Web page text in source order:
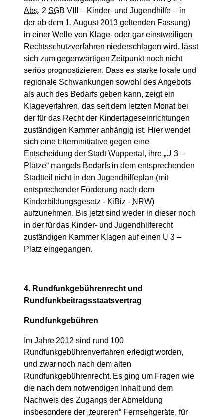
Abs. 2 SGB VIII – Kinder- und Jugendhilfe – in
der ab dem 1. August 2013 geltenden Fassung)
in einer Welle von Klage- oder gar einstweiligen
Rechtsschutzverfahren niederschlagen wird, lässt
sich zum gegenwärtigen Zeitpunkt noch nicht
seriös prognostizieren. Dass es starke lokale und
regionale Schwankungen sowohl des Angebots
als auch des Bedarfs geben kann, zeigt ein
Klageverfahren, das seit dem letzten Monat bei
der für das Recht der Kindertageseinrichtungen
zuständigen Kammer anhängig ist. Hier wendet
sich eine Elterninitiative gegen eine
Entscheidung der Stadt Wuppertal, ihre „U 3 –
Plätze“ mangels Bedarfs in dem entsprechenden
Stadtteil nicht in den Jugendhilfeplan (mit
entsprechender Förderung nach dem
Kinderbildungsgesetz - KiBiz - NRW)
aufzunehmen. Bis jetzt sind weder in dieser noch
in der für das Kinder- und Jugendhilferecht
zuständigen Kammer Klagen auf einen U 3 –
Platz eingegangen.
4. Rundfunkgebührenrecht und
Rundfunkbeitragsstaatsvertrag
Rundfunkgebühren
Im Jahre 2012 sind rund 100
Rundfunkgebührenverfahren erledigt worden,
und zwar noch nach dem alten
Rundfunkgebührenrecht. Es ging um Fragen wie
die nach dem notwendigen Inhalt und dem
Nachweis des Zugangs der Abmeldung
insbesondere der „teureren“ Fernsehgeräte, für